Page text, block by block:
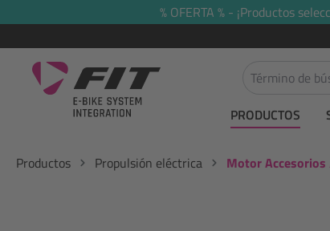
Saltar a la navegación principal
% OFERTA % - ¡Productos
PRODUCTOS
Productos Propulsión eléctrica Motor